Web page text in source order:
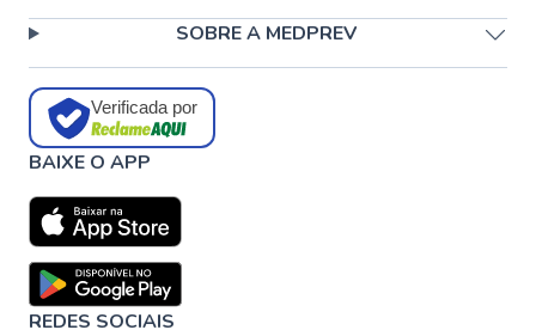
SOBRE A MEDPREV
Verificada por
BAIXE O APP
REDES SOCIAIS